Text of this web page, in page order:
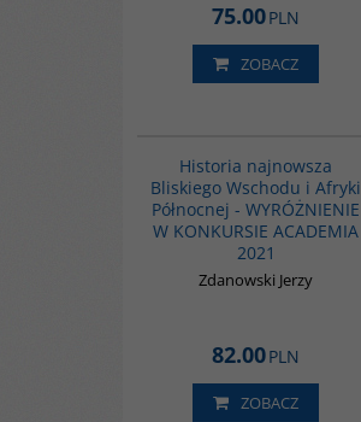
75.00PLN
ZOBACZ
Historia najnowsza
Bliskiego Wschodu i Afryki
Północnej - WYRÓŻNIENIE
W KONKURSIE ACADEMIA
2021
Zdanowski Jerzy
82.00PLN
ZOBACZ